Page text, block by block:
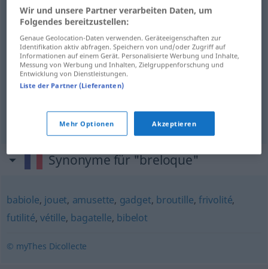
Beispiele
battrela breloquecœur FIG
unregelmäßig schlagen
battrela breloque FAM
Synonyme für "breloque"
babiole, jouet, amusette, gadget, broutille, frivolité,
futilité, vétille, bagatelle, bibelot
© myThes Dicollecte
Wir und unsere Partner verarbeiten Daten, um
Folgendes bereitzustellen:
Genaue Geolocation-Daten verwenden. Geräteeigenschaften zur
Identifikation aktiv abfragen. Speichern von und/oder Zugriff auf
Informationen auf einem Gerät. Personalisierte Werbung und Inhalte,
Messung von Werbung und Inhalten, Zielgruppenforschung und
Entwicklung von Dienstleistungen.
Liste der Partner (Lieferanten)
Mehr Optionen Akzeptieren